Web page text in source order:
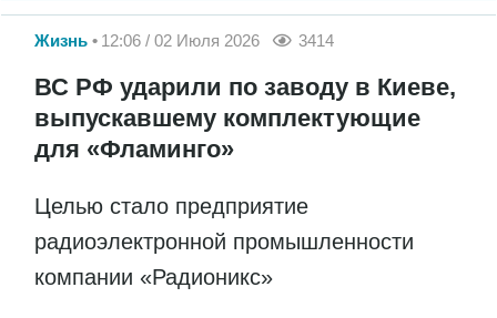
Жизнь 12:06 / 02 Июля 2026 3414
ВС РФ ударили по заводу в Киеве,
выпускавшему комплектующие
для «Фламинго»
Целью стало предприятие
радиоэлектронной промышленности
компании «Радионикс»